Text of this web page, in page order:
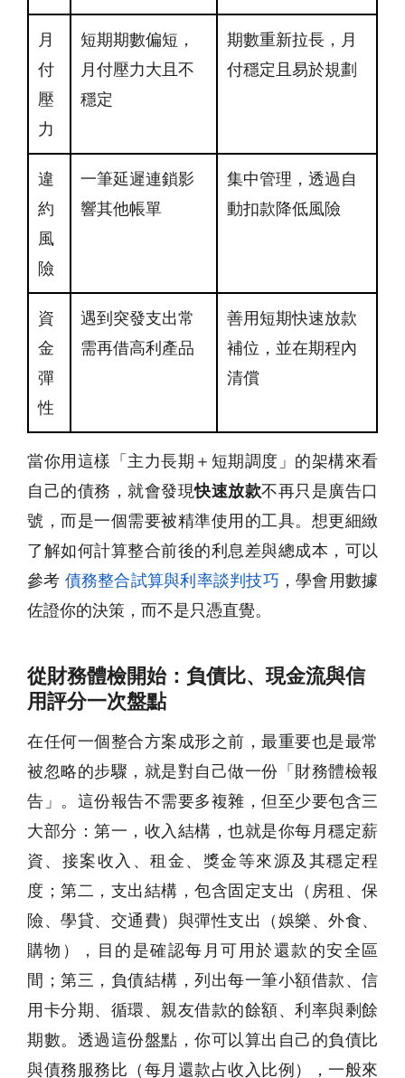
月
付
壓
力
短期期數偏短，
月付壓力大且不
穩定
期數重新拉長，月
付穩定且易於規劃
違
約
風
險
一筆延遲連鎖影
響其他帳單
集中管理，透過自
動扣款降低風險
資
金
彈
性
遇到突發支出常
需再借高利產品
善用短期快速放款
補位，並在期程內
清償
當你用這樣「主力長期＋短期調度」的架構來看
自己的債務，就會發現快速放款不再只是廣告口
號，而是一個需要被精準使用的工具。想更細緻
了解如何計算整合前後的利息差與總成本，可以
參考 債務整合試算與利率談判技巧 ，學會用數據
佐證你的決策，而不是只憑直覺。
從財務體檢開始：負債比、現金流與信
用評分一次盤點
在任何一個整合方案成形之前，最重要也是最常
被忽略的步驟，就是對自己做一份「財務體檢報
告」。這份報告不需要多複雜，但至少要包含三
大部分：第一，收入結構，也就是你每月穩定薪
資、接案收入、租金、獎金等來源及其穩定程
度；第二，支出結構，包含固定支出（房租、保
險、學貸、交通費）與彈性支出（娛樂、外食、
購物），目的是確認每月可用於還款的安全區
間；第三，負債結構，列出每一筆小額借款、信
用卡分期、循環、親友借款的餘額、利率與剩餘
期數。透過這份盤點，你可以算出自己的負債比
與債務服務比（每月還款占收入比例），一般來